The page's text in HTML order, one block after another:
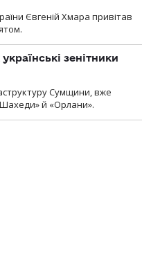
Євгеній Хмара привітав
зенітники
Сумщини, вже
й «Орлани».